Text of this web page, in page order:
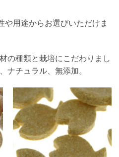
や用途からお選びいただけま
の種類と栽培にこだわりまし
ナチュラル、無添加。